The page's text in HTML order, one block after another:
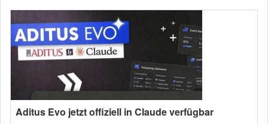
Aditus Evo jetzt offiziell in Claude verfügbar